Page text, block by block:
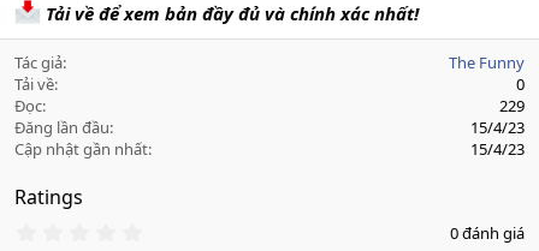
Tải về để xem bản đầy đủ và chính xác nhất!
Tác giả
The Funny
Tải về
0
Đọc
229
Đăng lần đầu
15/4/23
Cập nhật gần nhất
15/4/23
Ratings
0 đánh giá